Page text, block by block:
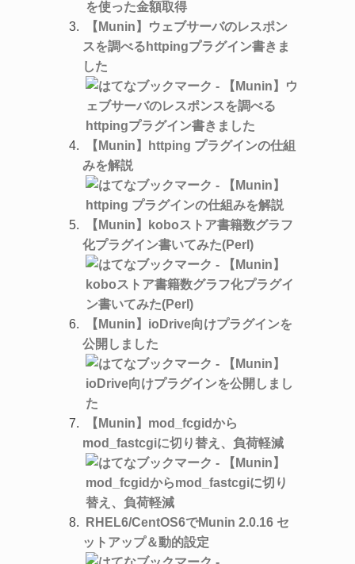
【Munin】ウェブサーバのレスポン
スを調べるhttpingプラグイン書きま
した
【Munin】httping プラグインの仕組
みを解説
【Munin】koboストア書籍数グラフ
化プラグイン書いてみた(Perl)
【Munin】ioDrive向けプラグインを
公開しました
【Munin】mod_fcgidから
mod_fastcgiに切り替え、負荷軽減
RHEL6/CentOS6でMunin 2.0.16 セ
ットアップ＆動的設定